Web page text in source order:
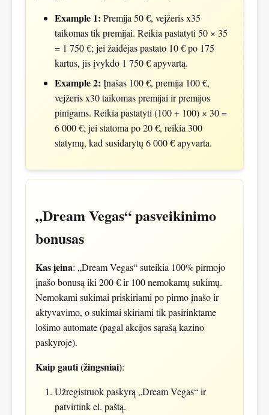
Example 1: Premija 50 €, vejžeris x35
taikomas tik premijai. Reikia pastatyti 50 × 35
= 1 750 €; jei žaidėjas pastato 10 € po 175
kartus, jis įvykdo 1 750 € apyvartą.
Example 2: Įnašas 100 €, premija 100 €,
vejžeris x30 taikomas premijai ir premijos
pinigams. Reikia pastatyti (100 + 100) × 30 =
6 000 €; jei statoma po 20 €, reikia 300
statymų, kad susidarytų 6 000 € apyvarta.
„Dream Vegas“ pasveikinimo
bonusas
Kas įeina: „Dream Vegas“ suteikia 100% pirmojo
įnašo bonusą iki 200 € ir 100 nemokamų sukimų.
Nemokami sukimai priskiriami po pirmo įnašo ir
aktyvavimo, o sukimai skiriami tik pasirinktame
lošimo automate (pagal akcijos sąrašą kazino
paskyroje).
Kaip gauti (žingsniai):
Užregistruok paskyrą „Dream Vegas“ ir
patvirtink el. paštą.